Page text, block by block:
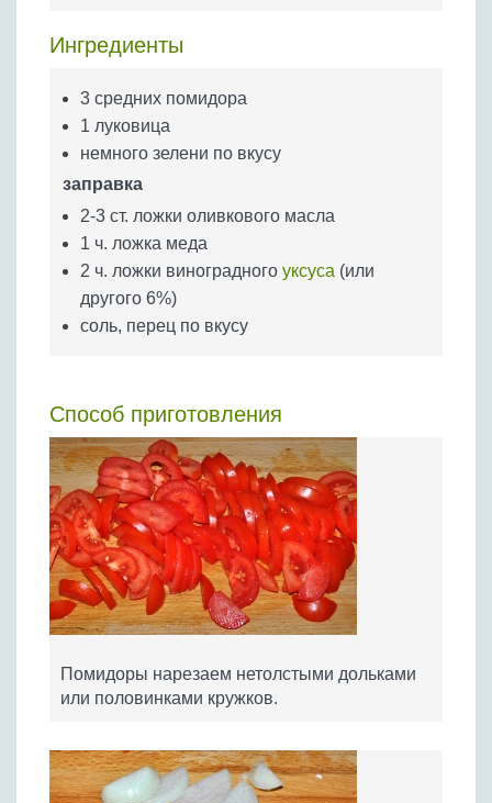
Яйца
Ингредиенты
3 средних помидора
1 луковица
немного зелени по вкусу
заправка
2-3 ст. ложки оливкового масла
1 ч. ложка меда
2 ч. ложки виноградного уксуса (или
другого 6%)
соль, перец по вкусу
Способ приготовления
Помидоры нарезаем нетолстыми дольками
или половинками кружков.